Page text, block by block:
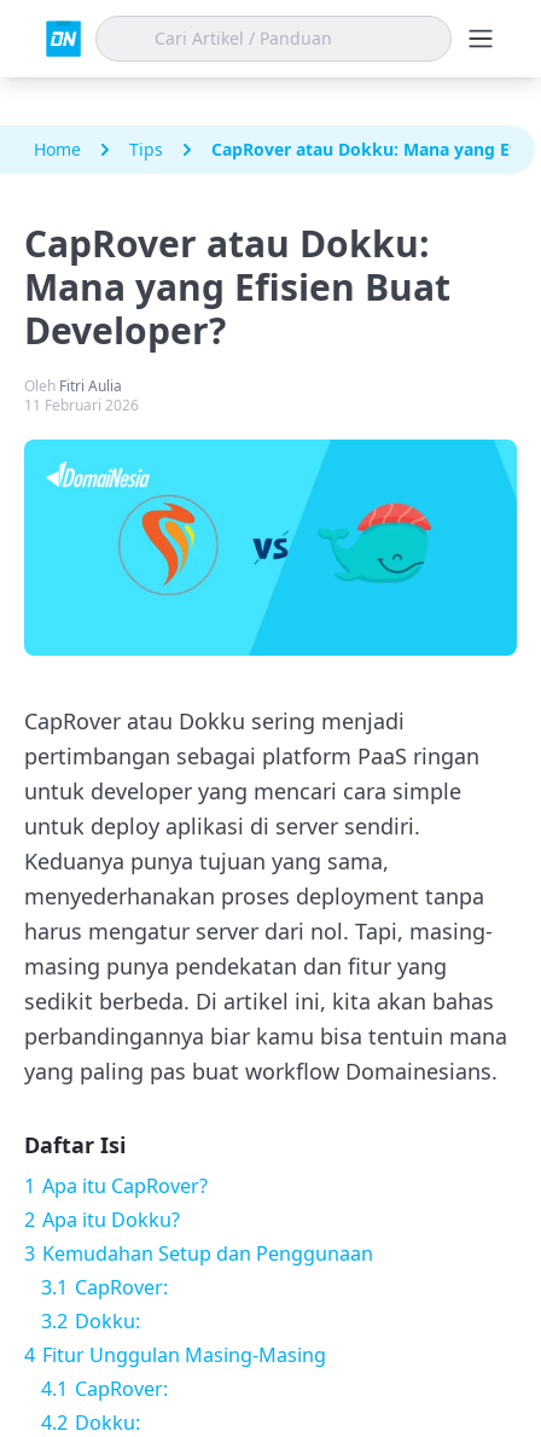
Home Tips CapRover atau Dokku: Mana yang
CapRover atau Dokku:
Mana yang Efisien Buat
Developer?
Oleh Fitri Aulia
11 Februari 2026
CapRover atau Dokku sering menjadi
pertimbangan sebagai platform PaaS ringan
untuk developer yang mencari cara simple
untuk deploy aplikasi di server sendiri.
Keduanya punya tujuan yang sama,
menyederhanakan proses deployment tanpa
harus mengatur server dari nol. Tapi, masing-
masing punya pendekatan dan fitur yang
sedikit berbeda. Di artikel ini, kita akan bahas
perbandingannya biar kamu bisa tentuin mana
yang paling pas buat workflow Domainesians.
Daftar Isi
1 Apa itu CapRover?
2 Apa itu Dokku?
3 Kemudahan Setup dan Penggunaan
3.1 CapRover:
3.2 Dokku:
4 Fitur Unggulan Masing-Masing
4.1 CapRover:
4.2 Dokku: